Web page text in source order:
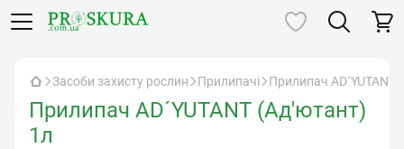
Засоби захисту рослин Прилипачі Прилипач
Прилипач AD´YUTANT (Ад'ютант)
1л